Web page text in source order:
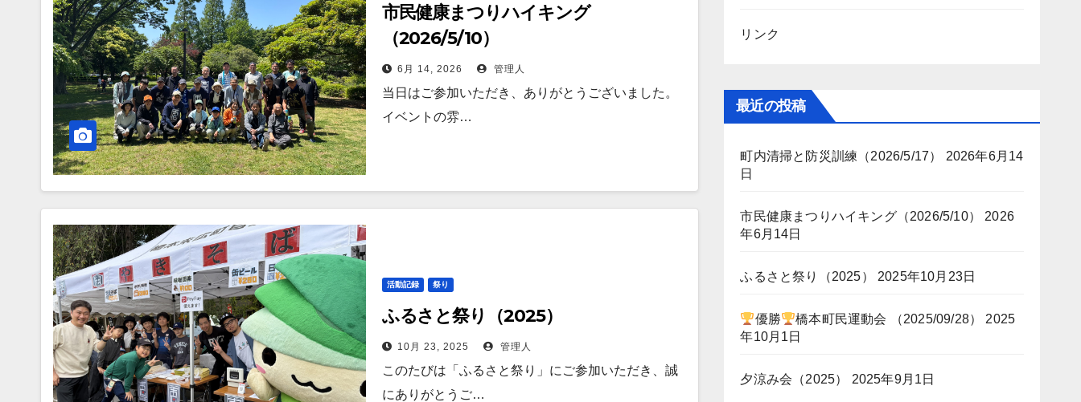
市民健康まつりハイキング
（2026/5/10）
6月 14, 2026 管理人
当日はご参加いただき、ありがとうございました。
イベントの雰…
活動記録 祭り
ふるさと祭り（2025）
10月 23, 2025 管理人
このたびは「ふるさと祭り」にご参加いただき、誠
にありがとうご…
リンク
最近の投稿
町内清掃と防災訓練（2026/5/17）
2026年6月14
日
市民健康まつりハイキング（2026/5/10）
2026
年6月14日
ふるさと祭り（2025） 2025年10月23日
優勝 橋本町民運動会 （2025/09/28）
2025
年10月1日
夕涼み会（2025） 2025年9月1日